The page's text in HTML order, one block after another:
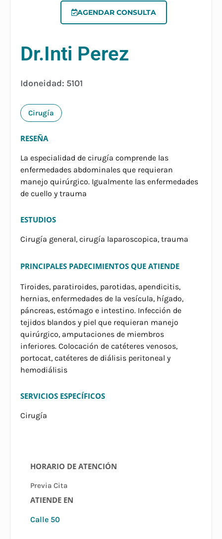
AGENDAR CONSULTA
Dr.Inti Perez
Idoneidad: 5101
Cirugía
RESEÑA
La especialidad de cirugía comprende las
enfermedades abdominales que requieran
manejo quirúrgico. Igualmente las enfermedades
de cuello y trauma
ESTUDIOS
Cirugía general, cirugía laparoscopica, trauma
PRINCIPALES PADECIMIENTOS QUE ATIENDE
Tiroides, paratiroides, parotidas, apendicitis,
hernias, enfermedades de la vesícula, hígado,
páncreas, estómago e intestino. Infección de
tejidos blandos y piel que requieran manejo
quirúrgico, amputaciones de miembros
inferiores. Colocación de catéteres venosos,
portocat, catéteres de diálisis peritoneal y
hemodiálisis
SERVICIOS ESPECÍFICOS
Cirugía
HORARIO DE ATENCIÓN
Previa Cita
ATIENDE EN
Calle 50